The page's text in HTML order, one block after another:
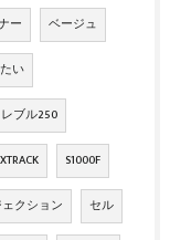
ー ベージュ
い
レブル250
XTRACK S1000F
クション セル